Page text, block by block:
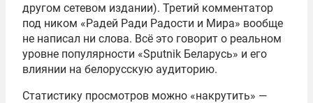
другом сетевом издании). Третий комментатор
под ником «Радей Ради Радости и Мира» вообще
не написал ни слова. Всё это говорит о реальном
уровне популярности «Sputnik Беларусь» и его
влиянии на белорусскую аудиторию.
Статистику просмотров можно «накрутить» —